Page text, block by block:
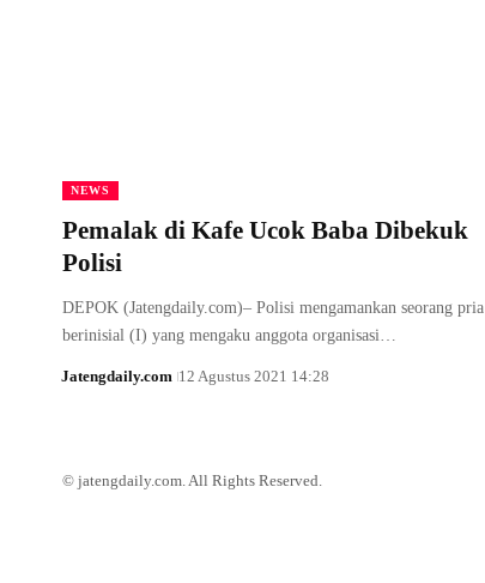
NEWS
Pemalak di Kafe Ucok Baba Dibekuk
Polisi
DEPOK (Jatengdaily.com)– Polisi mengamankan seorang pria
berinisial (I) yang mengaku anggota organisasi…
Jatengdaily.com 12 Agustus 2021 14:28
© jatengdaily.com. All Rights Reserved.